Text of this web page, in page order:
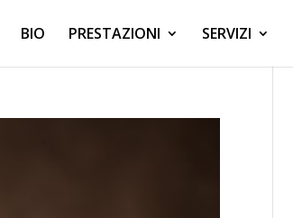
BIO PRESTAZIONI SERVIZI